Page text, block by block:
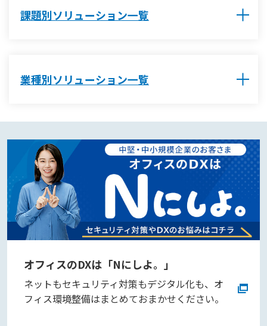
課題別ソリューション一覧
業種別ソリューション一覧
オフィスのDXは「Nにしよ。」
ネットもセキュリティ対策もデジタル化も、オ
フィス環境整備はまとめておまかせください。